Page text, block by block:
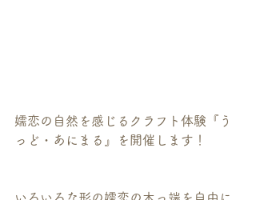
嬬恋の自然を感じるクラフト体験『う
っど・あにまる』を開催します！